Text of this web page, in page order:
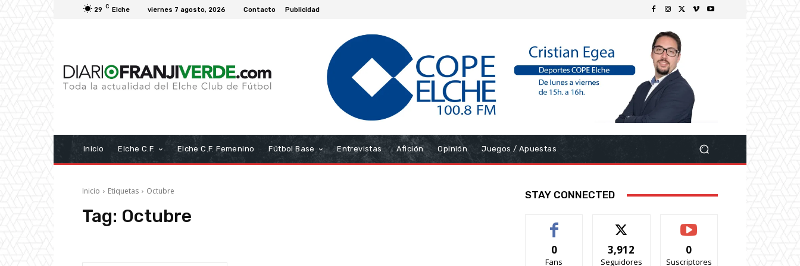
29 C Elche viernes 7 agosto, 2026 Contacto Publicidad
Inicio Elche C.F. Elche C.F. Femenino Fútbol Base Entrevistas Afición Opinión Juegos / Apuestas
Inicio Etiquetas Octubre
Tag: Octubre
STAY CONNECTED
0
Fans
3,912
Seguidores
0
Suscriptores